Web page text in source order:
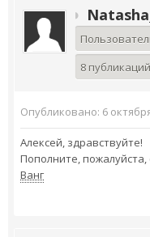
8 публикаций
Опубликовано: 6
Алексей, здравствуйте!
Пополните,
Ванг